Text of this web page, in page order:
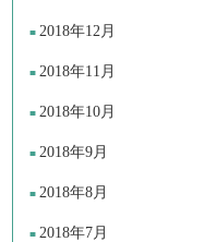
2018年12月
2018年11月
2018年10月
2018年9月
2018年8月
2018年7月